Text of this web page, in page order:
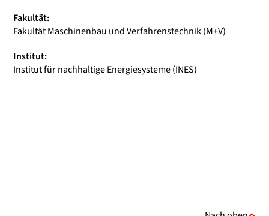
Fakultät:
Fakultät Maschinenbau und Verfahrenstechnik (M+V)
Institut:
Institut für nachhaltige Energiesysteme (INES)